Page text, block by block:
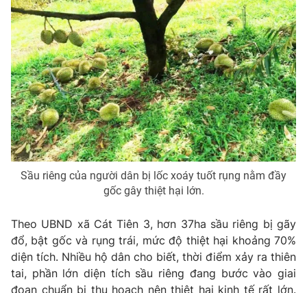
Email:toasoan@vtv.vn
Liên hệ quảng cáo:024-7300.7108
® Cấm sao chép dưới mọi hình thức nếu không có sự chấp
thuận bằng văn bản. Ghi rõ nguồn VTV.vn khi phát hành lại
thông tin từ website này.
Sầu riêng của người dân bị lốc xoáy tuốt rụng nằm đầy
gốc gây thiệt hại lớn.
Theo UBND xã Cát Tiên 3, hơn 37ha sầu riêng bị gãy
đổ, bật gốc và rụng trái, mức độ thiệt hại khoảng 70%
diện tích. Nhiều hộ dân cho biết, thời điểm xảy ra thiên
tai, phần lớn diện tích sầu riêng đang bước vào giai
đoạn chuẩn bị thu hoạch nên thiệt hại kinh tế rất lớn.